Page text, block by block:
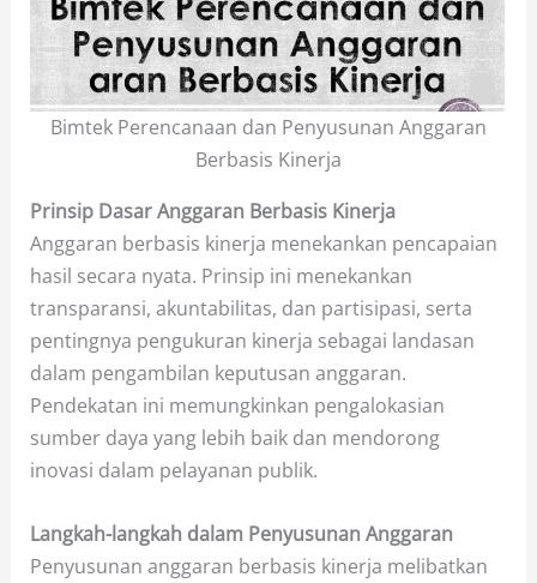
Bimtek Perencanaan dan Penyusunan Anggaran
Berbasis Kinerja
Prinsip Dasar Anggaran Berbasis Kinerja
Anggaran berbasis kinerja menekankan pencapaian
hasil secara nyata. Prinsip ini menekankan
transparansi, akuntabilitas, dan partisipasi, serta
pentingnya pengukuran kinerja sebagai landasan
dalam pengambilan keputusan anggaran.
Pendekatan ini memungkinkan pengalokasian
sumber daya yang lebih baik dan mendorong
inovasi dalam pelayanan publik.
Langkah-langkah dalam Penyusunan Anggaran
Penyusunan anggaran berbasis kinerja melibatkan